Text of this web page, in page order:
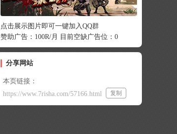
点击展示图片即可一键加入QQ群
赞助广告：100R/月 目前空缺广告位：0
分享网站
本页链接：
https://www.7risha.com/57166.html
复制